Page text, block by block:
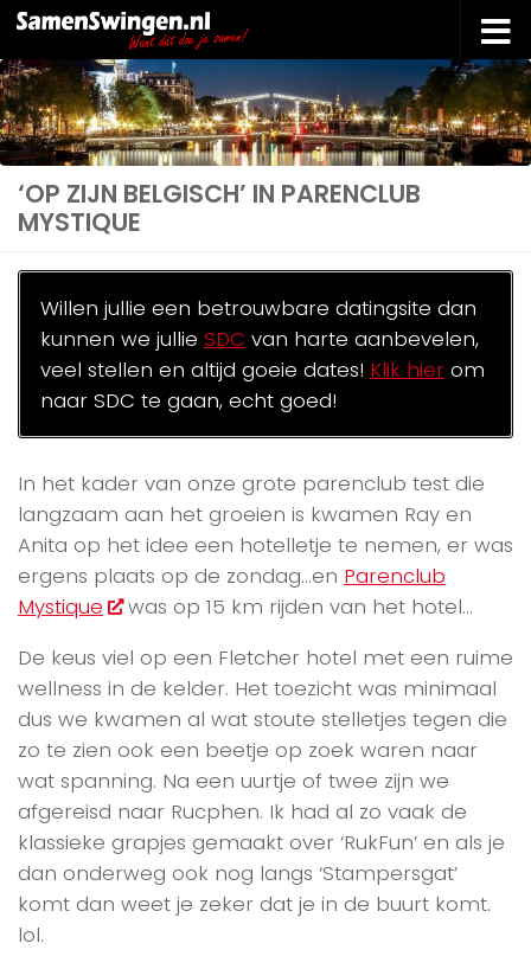
Doorgaan naar inhoud
‘OP ZIJN BELGISCH’ IN PARENCLUB
MYSTIQUE
Willen jullie een betrouwbare datingsite dan
kunnen we jullie SDC van harte aanbevelen,
veel stellen en altijd goeie dates! Klik hierom
naar SDC te gaan, echt goed!
In het kader van onze grote parenclub test die
langzaam aan het groeien is kwamen Ray en
Anita op het idee een hotelletje te nemen, er was
ergens plaats op de zondag…en Parenclub
Mystique
was op 15 km rijden van het hotel…
De keus viel op een Fletcher hotel met een ruime
wellness in de kelder. Het toezicht was minimaal
dus we kwamen al wat stoute stelletjes tegen die
zo te zien ook een beetje op zoek waren naar
wat spanning. Na een uurtje of twee zijn we
afgereisd naar Rucphen. Ik had al zo vaak de
klassieke grapjes gemaakt over ‘RukFun’ en als je
dan onderweg ook nog langs ‘Stampersgat’
komt dan weet je zeker dat je in de buurt komt.
lol.